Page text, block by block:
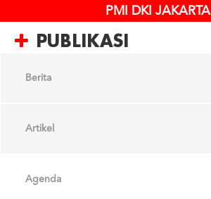
PMI DKI JAKARTA
PUBLIKASI
Berita
Artikel
Agenda